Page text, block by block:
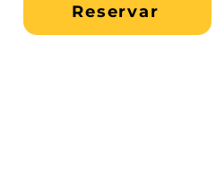
Reservar